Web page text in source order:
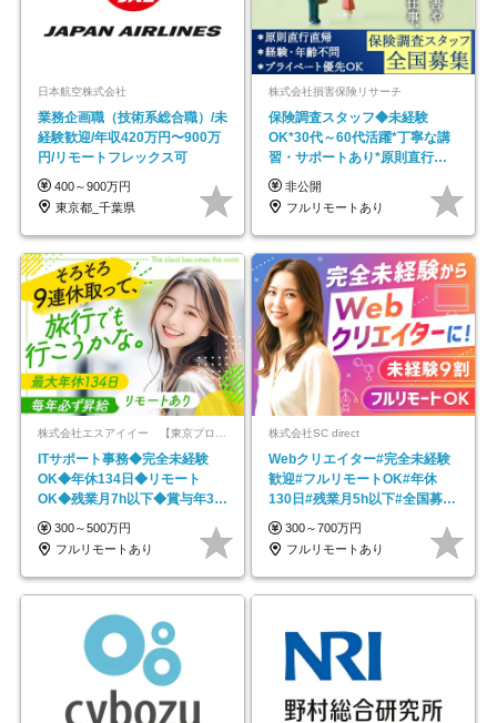
日本航空株式会社
業務企画職（技術系総合職）/未
経験歓迎/年収420万円〜900万
円/リモートフレックス可
400～900万円
東京都_千葉県
株式会社損害保険リサーチ
保険調査スタッフ◆未経験
OK*30代～60代活躍*丁寧な講
習・サポートあり*原則直行直
帰／全国募集・業務委託
非公開
フルリモートあり
ITサポート事務◆完全未経験
OK◆年休134日◆リモート
OK◆残業月7h以下◆賞与年3回
◆5年目まで必ず昇給
300～500万円
フルリモートあり
株式会社SC direct
Webクリエイター#完全未経験
歓迎#フルリモートOK#年休
130日#残業月5h以下#全国募集
#最大1年の研修
300～700万円
フルリモートあり